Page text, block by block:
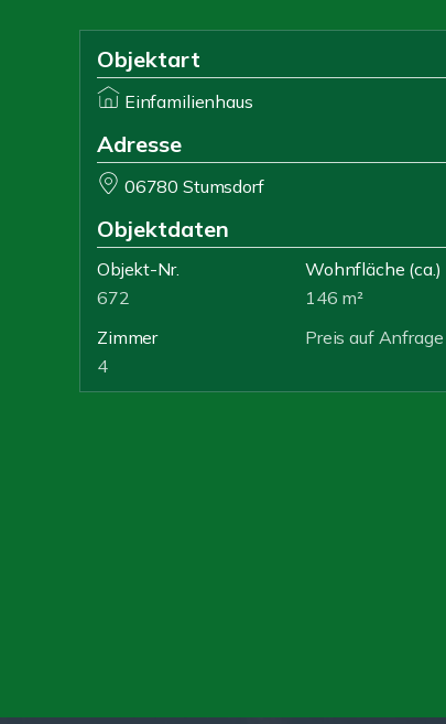
Objektart
Einfamilienhaus
Adresse
06780 Stumsdorf
Objektdaten
Objekt-Nr.
672
Wohnfläche (ca.)
146 m²
Zimmer
4
Preis auf Anfrage